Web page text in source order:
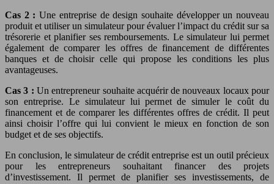
Cas 2 :Une entreprise de design souhaite développer un nouveau
produit et utiliser un simulateur pour évaluer l’impact du crédit sur sa
trésorerie et planifier ses remboursements. Le simulateur lui permet
également de comparer les offres de financement de différentes
banques et de choisir celle qui propose les conditions les plus
avantageuses.
Cas 3 : Un entrepreneur souhaite acquérir de nouveaux locaux pour
son entreprise. Le simulateur lui permet de simuler le coût du
financement et de comparer les différentes offres de crédit. Il peut
ainsi choisir l’offre qui lui convient le mieux en fonction de son
budget et de ses objectifs.
En conclusion, le simulateur de crédit entreprise est un outil précieux
pour les entrepreneurs souhaitant financer des projets
d’investissement. Il permet de planifier ses investissements, de